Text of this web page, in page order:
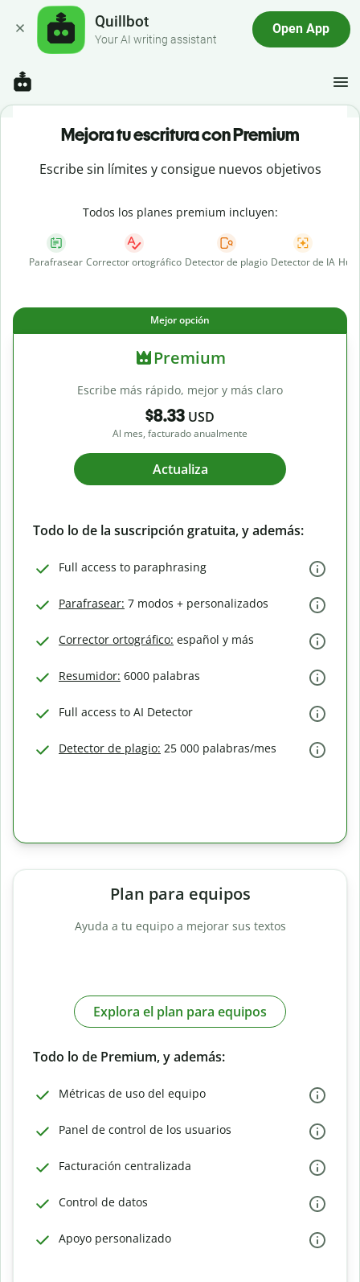
Quillbot
Your AI writing assistant
Open App
Mejora tu escritura con Premium
Escribe sin límites y consigue nuevos objetivos
Todos los planes premium incluyen:
Parafrasear Corrector ortográfico Detector de plagio Detector de IA
Mejor opción
Premium
Escribe más rápido, mejor y más claro
$8.33 USD
Al mes, facturado anualmente
Actualiza
Todo lo de la suscripción gratuita, y además:
Full access to paraphrasing
Parafrasear: 7 modos + personalizados
Corrector ortográfico: español y más
Resumidor: 6000 palabras
Full access to AI Detector
Detector de plagio: 25 000 palabras/mes
Plan para equipos
Ayuda a tu equipo a mejorar sus textos
Explora el plan para equipos
Todo lo de Premium, y además:
Métricas de uso del equipo
Panel de control de los usuarios
Facturación centralizada
Control de datos
Apoyo personalizado